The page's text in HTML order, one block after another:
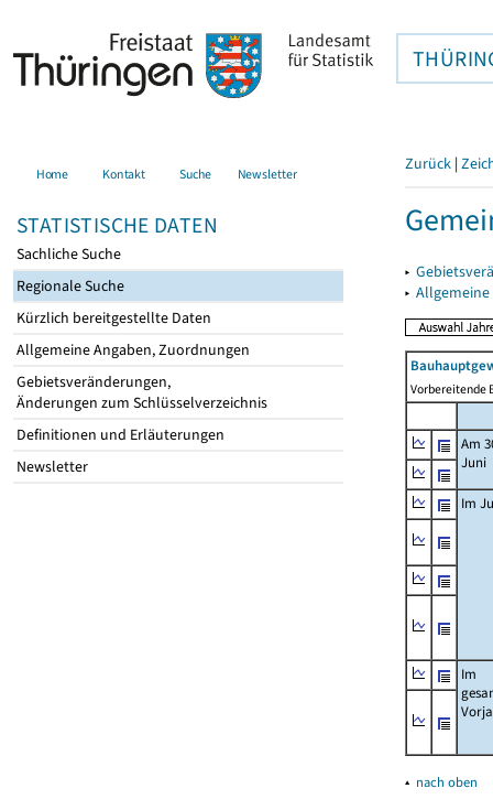
Home Kontakt Suche Newsletter
STATISTISCHE DATEN
Sachliche Suche
Regionale Suche
Kürzlich bereitgestellte Daten
Allgemeine Angaben, Zuordnungen
Gebietsveränderungen,
Änderungen zum Schlüsselverzeichnis
Definitionen und Erläuterungen
Newsletter
Zurück |
▸
▸
Vorbereitende
Am
Juni
Im
Im
▴ nach oben